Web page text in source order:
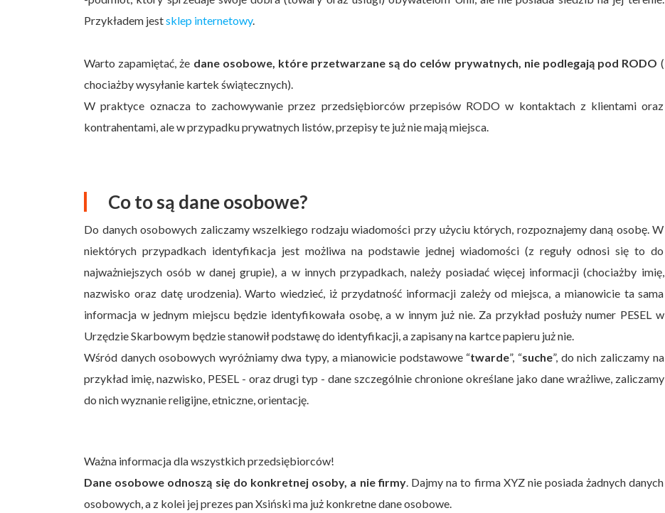
Przykładem jestsklep internetowy.
Warto zapamiętać, że dane osobowe, które przetwarzane są do celów prywatnych, nie podlegają pod RODO (
chociażby wysyłanie kartek świątecznych).
W praktyce oznacza to zachowywanie przez przedsiębiorców przepisów RODO w kontaktach z klientami oraz
kontrahentami, ale w przypadku prywatnych listów, przepisy te już nie mają miejsca.
Co to są dane osobowe?
Do danych osobowych zaliczamy wszelkiego rodzaju wiadomości przy użyciu których, rozpoznajemy daną osobę. W
niektórych przypadkach identyfikacja jest możliwa na podstawie jednej wiadomości (z reguły odnosi się to do
najważniejszych osób w danej grupie), a w innych przypadkach, należy posiadać więcej informacji (chociażby imię,
nazwisko oraz datę urodzenia). Warto wiedzieć, iż przydatność informacji zależy od miejsca, a mianowicie ta sama
informacja w jednym miejscu będzie identyfikowała osobę, a w innym już nie. Za przykład posłuży numer PESEL w
Urzędzie Skarbowym będzie stanowił podstawę do identyfikacji, a zapisany na kartce papieru już nie.
Wśród danych osobowych wyróżniamy dwa typy, a mianowicie podstawowe “twarde”, “suche”, do nich zaliczamy na
przykład imię, nazwisko, PESEL - oraz drugi typ - dane szczególnie chronione określane jako dane wrażliwe, zaliczamy
do nich wyznanie religijne, etniczne, orientację.
Ważna informacja dla wszystkich przedsiębiorców!
Dane osobowe odnoszą się do konkretnej osoby, a nie firmy. Dajmy na to firma XYZ nie posiada żadnych danych
osobowych, a z kolei jej prezes pan Xsiński ma już konkretne dane osobowe.